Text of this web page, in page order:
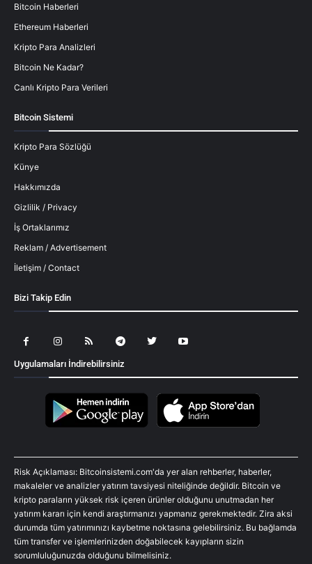
Bitcoin Haberleri
Ethereum Haberleri
Kripto Para Analizleri
Bitcoin Ne Kadar?
Canlı Kripto Para Verileri
Bitcoin Sistemi
Kripto Para Sözlüğü
Künye
Hakkımızda
Gizlilik / Privacy
İş Ortaklarımız
Reklam / Advertisement
İletişim / Contact
Bizi Takip Edin
Uygulamaları İndirebilirsiniz
Risk Açıklaması: Bitcoinsistemi.com'da yer alan rehberler, haberler,
makaleler ve analizler yatırım tavsiyesi niteliğinde değildir. Bitcoin ve
kripto paraların yüksek risk içeren ürünler olduğunu unutmadan her
yatırım kararı için kendi araştırmanızı yapmanız gerekmektedir. Zira aksi
durumda tüm yatırımınızı kaybetme noktasına gelebilirsiniz. Bu bağlamda
tüm transfer ve işlemlerinizden doğabilecek kayıpların sizin
sorumluluğunuzda olduğunu bilmelisiniz.